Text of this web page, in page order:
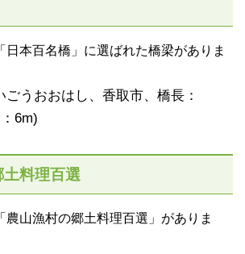
日本百名橋」に選ばれた橋梁がありま
ごうおおはし、香取市、橋長：
6m)
料理百選
農山漁村の郷土料理百選」がありま